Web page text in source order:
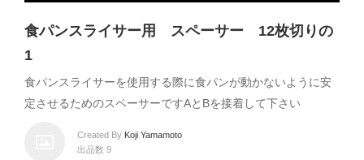
食パンスライサー用 スペーサー 12枚切りの
1
食パンスライサーを使用する際に食パンが動かないように安
定させるためのスペーサーですAとBを接着して下さい
Created By Koji Yamamoto
出品数 9